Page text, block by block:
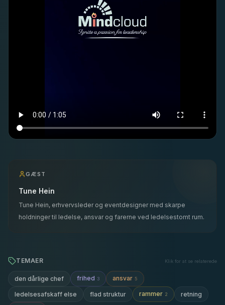
GÆST
Tune Hein
Tune Hein, erhvervsleder og eventdesigner med skarpe
holdninger til ledelse, ansvar og farerne ved ledelsestomt rum.
TEMAER Klik for at se relaterede
den dårlige chef frihed 3 ansvar 5
ledelsesafskaff else flad struktur rammer 2 retning